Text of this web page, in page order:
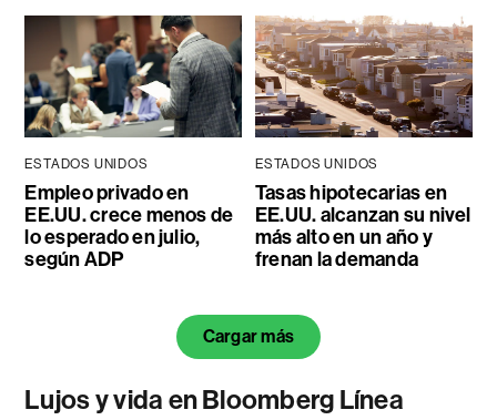
ESTADOS UNIDOS
Empleo privado en
EE.UU. crece menos de
lo esperado en julio,
según ADP
ESTADOS UNIDOS
Tasas hipotecarias en
EE.UU. alcanzan su nivel
más alto en un año y
frenan la demanda
Cargar más
Lujos y vida en Bloomberg Línea